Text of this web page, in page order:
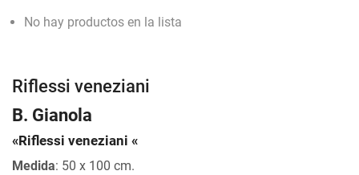
No hay productos en la lista
Riflessi veneziani
B. Gianola
«Riflessi veneziani «
Medida: 50 x 100 cm.